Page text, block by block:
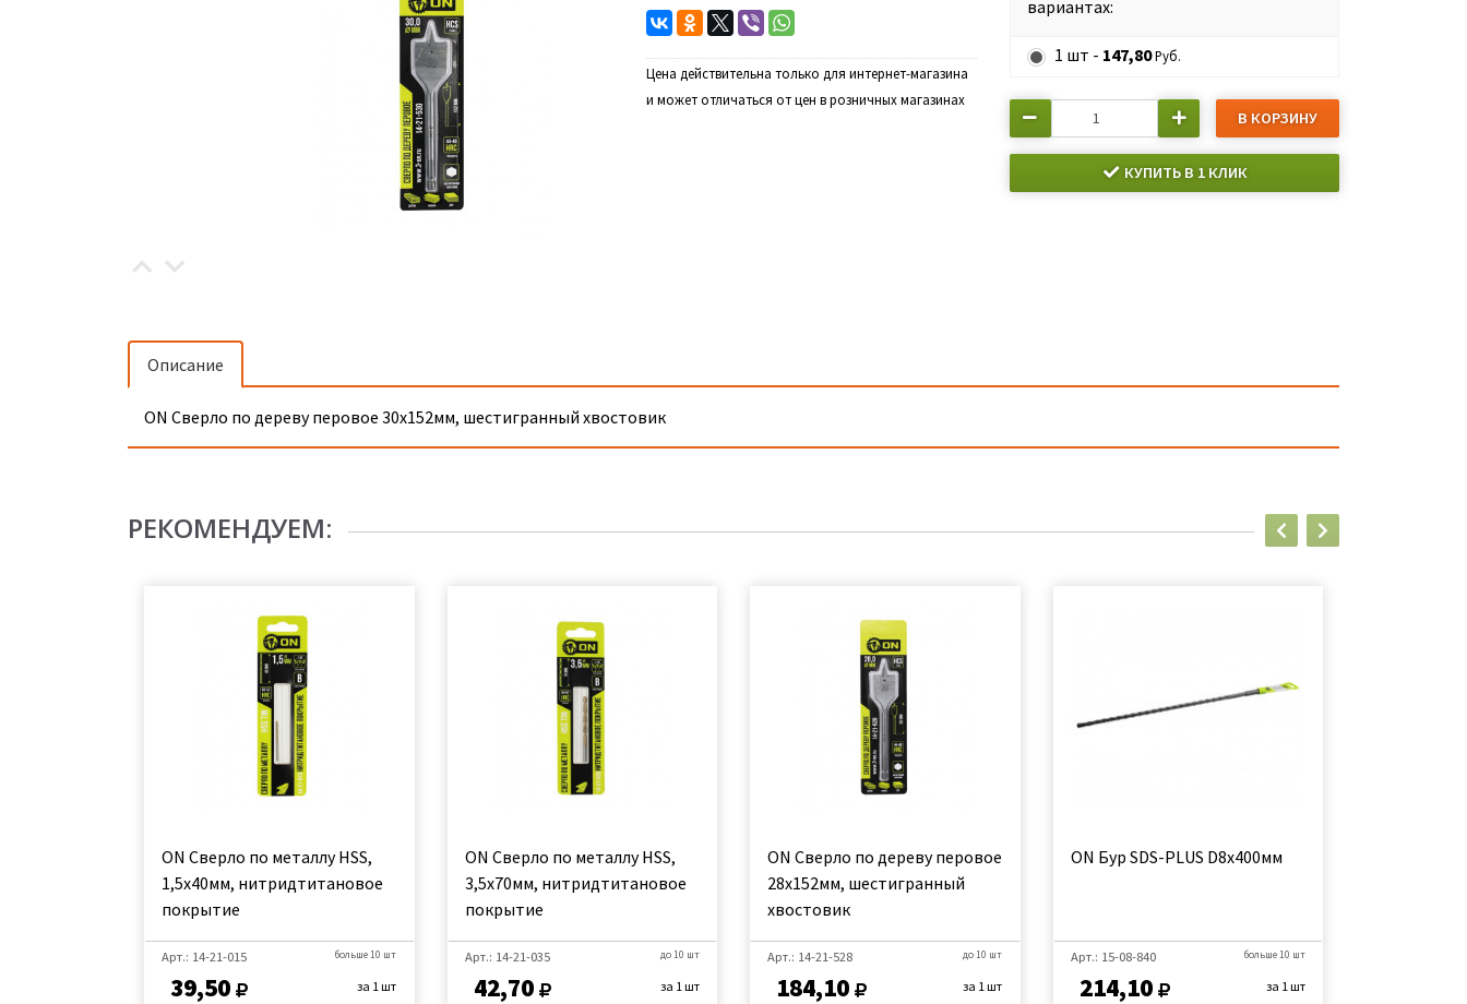
Цена действительна только для интернет-магазина
и может отличаться от цен в розничных магазинах
вариантах:
1 шт - 147,80 Руб.
В КОРЗИНУ
КУПИТЬ В 1 КЛИК
Описание
ON Сверло по дереву перовое 30х152мм, шестигранный хвостовик
РЕКОМЕНДУЕМ:
ON Сверло по металлу HSS,
1,5х40мм, нитридтитановое
покрытие
Арт.: 14-21-015
39,50
больше 10 шт
за 1 шт
ON Сверло по металлу HSS,
3,5х70мм, нитридтитановое
покрытие
Арт.: 14-21-035
42,70
до 10 шт
за 1 шт
ON Сверло по дереву перовое
28х152мм, шестигранный
хвостовик
Арт.: 14-21-528
184,10
до 10 шт
за 1 шт
ON Бур SDS-PLUS D8х400мм
Арт.: 15-08-840
214,10
больше 10 шт
за 1 шт